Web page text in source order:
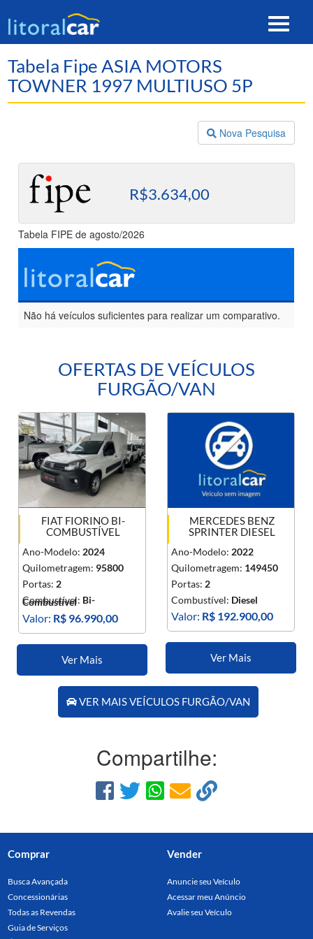
Toggle
Tabela Fipe ASIA MOTORS
TOWNER 1997 MULTIUSO 5P
Nova Pesquisa
R$3.634,00
Tabela FIPE de agosto/2026
Não há veículos suficientes para realizar um comparativo.
OFERTAS DE VEÍCULOS
FURGÃO/VAN
FIAT FIORINO BI-
COMBUSTÍVEL
Ano-Modelo: 2024
Quilometragem: 95800
Portas: 2
Combustível: Bi-
Combustível
Valor: R$ 96.990,00
Ver Mais
MERCEDES BENZ
SPRINTER DIESEL
Ano-Modelo: 2022
Quilometragem: 149450
Portas: 2
Combustível: Diesel
Valor: R$ 192.900,00
Ver Mais
VER MAIS VEÍCULOS FURGÃO/VAN
Compartilhe:
Comprar
Busca Avançada
Concessionárias
Todas as Revendas
Guia de Serviços
Vender
Anuncie seu Veículo
Acessar meu Anúncio
Avalie seu Veículo